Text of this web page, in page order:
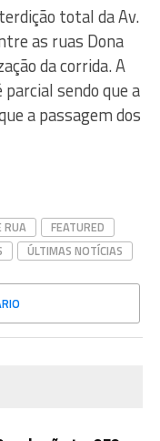
total da Av.
as ruas Dona
da corrida. A
sendo que a
a passagem dos
RUA
FEATURED
ÚLTIMAS NOTÍCIAS